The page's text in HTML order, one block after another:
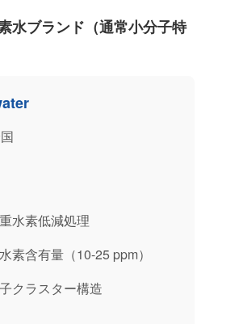
水ブランド（通常小分子特
水素低減処理
素含有量（10-25 ppm）
クラスター構造